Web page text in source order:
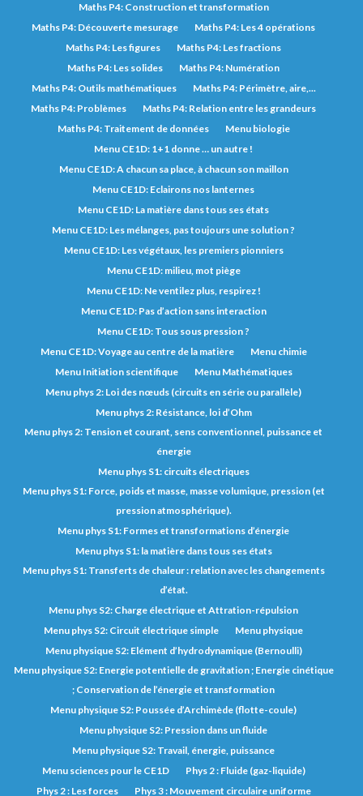
Maths P4: Construction et transformation
Maths P4: Découverte mesurage
Maths P4: Les 4 opérations
Maths P4: Les figures
Maths P4: Les fractions
Maths P4: Les solides
Maths P4: Numération
Maths P4: Outils mathématiques
Maths P4: Périmètre, aire,...
Maths P4: Problèmes
Maths P4: Relation entre les grandeurs
Maths P4: Traitement de données
Menu biologie
Menu CE1D: 1+1 donne … un autre !
Menu CE1D: A chacun sa place, à chacun son maillon
Menu CE1D: Eclairons nos lanternes
Menu CE1D: La matière dans tous ses états
Menu CE1D: Les mélanges, pas toujours une solution ?
Menu CE1D: Les végétaux, les premiers pionniers
Menu CE1D: milieu, mot piège
Menu CE1D: Ne ventilez plus, respirez !
Menu CE1D: Pas d’action sans interaction
Menu CE1D: Tous sous pression ?
Menu CE1D: Voyage au centre de la matière
Menu chimie
Menu Initiation scientifique
Menu Mathématiques
Menu phys 2: Loi des nœuds (circuits en série ou parallèle)
Menu phys 2: Résistance, loi d’Ohm
Menu phys 2: Tension et courant, sens conventionnel, puissance et
énergie
Menu phys S1: circuits électriques
Menu phys S1: Force, poids et masse, masse volumique, pression (et
pression atmosphérique).
Menu phys S1: Formes et transformations d’énergie
Menu phys S1: la matière dans tous ses états
Menu phys S1: Transferts de chaleur : relation avec les changements
d’état.
Menu phys S2: Charge électrique et Attration-répulsion
Menu phys S2: Circuit électrique simple
Menu physique
Menu physique S2: Elément d’hydrodynamique (Bernoulli)
Menu physique S2: Energie potentielle de gravitation ; Energie cinétique
; Conservation de l’énergie et transformation
Menu physique S2: Poussée d’Archimède (flotte-coule)
Menu physique S2: Pression dans un fluide
Menu physique S2: Travail, énergie, puissance
Menu sciences pour le CE1D
Phys 2 : Fluide (gaz-liquide)
Phys 2 : Les forces
Phys 3 : Mouvement circulaire uniforme